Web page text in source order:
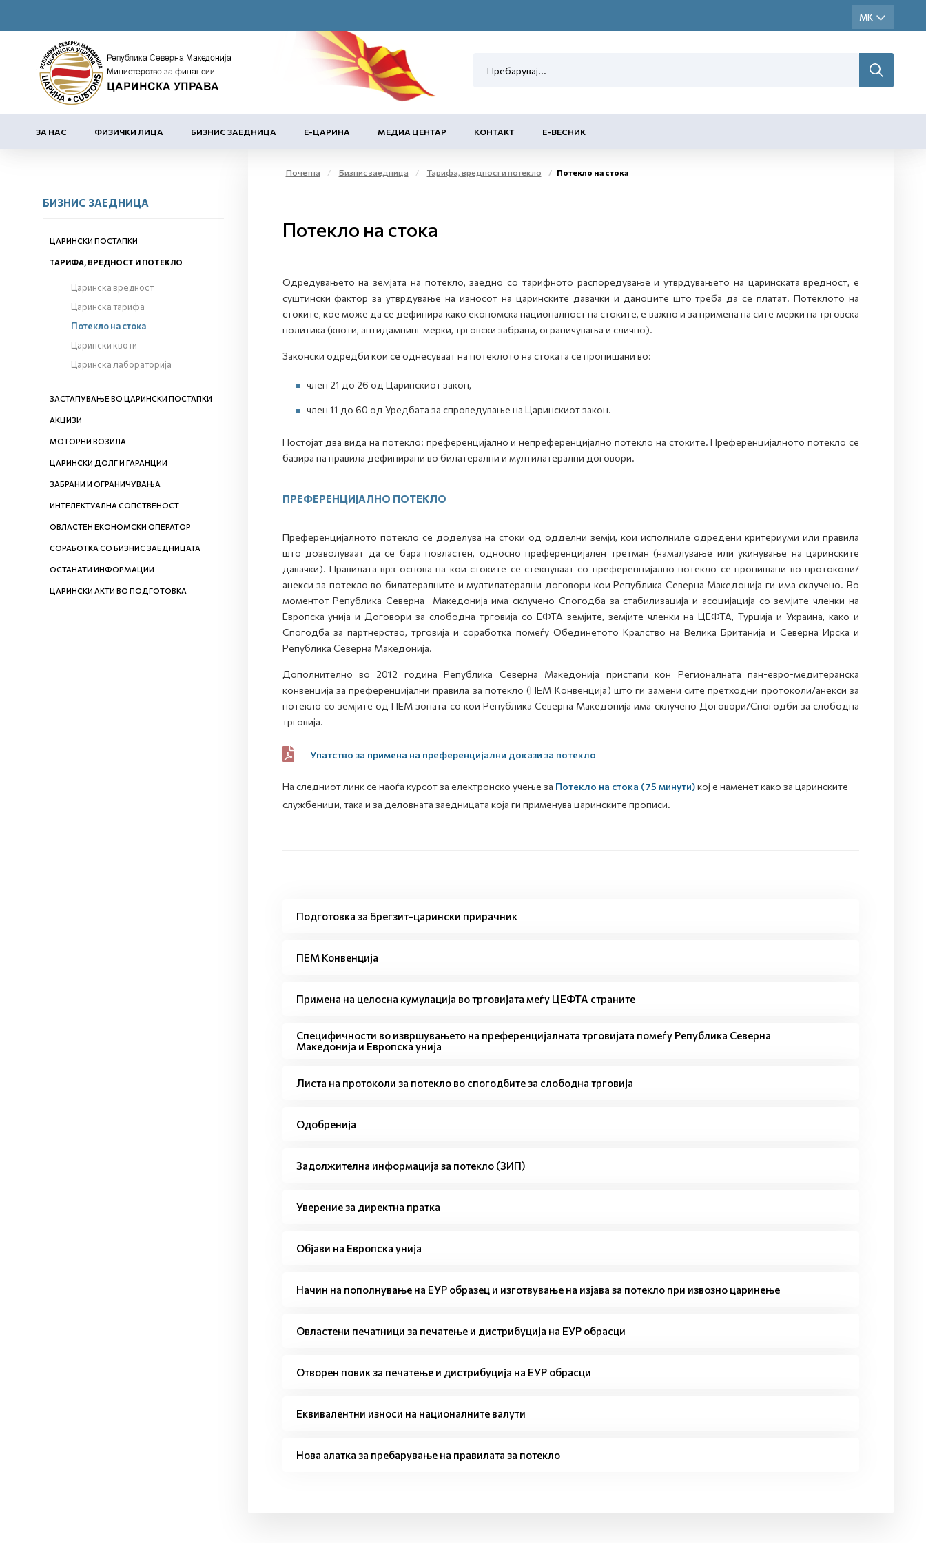
ЗА НАС ФИЗИЧКИ ЛИЦА БИЗНИС ЗАЕДНИЦА Е-ЦАРИНА МЕДИА ЦЕНТАР КОНТАКТ Е-ВЕСНИК
БИЗНИС ЗАЕДНИЦА
ЦАРИНСКИ ПОСТАПКИ
ТАРИФА, ВРЕДНОСТ И ПОТЕКЛО
Царинска вредност
Царинска тарифа
Потекло на стока
Царински квоти
Царинска лабораторија
ЗАСТАПУВАЊЕ ВО ЦАРИНСКИ ПОСТАПКИ
АКЦИЗИ
МОТОРНИ ВОЗИЛА
ЦАРИНСКИ ДОЛГ И ГАРАНЦИИ
ЗАБРАНИ И ОГРАНИЧУВАЊА
ИНТЕЛЕКТУАЛНА СОПСТВЕНОСТ
ОВЛАСТЕН ЕКОНОМСКИ ОПЕРАТОР
СОРАБОТКА СО БИЗНИС ЗАЕДНИЦАТА
ОСТАНАТИ ИНФОРМАЦИИ
ЦАРИНСКИ АКТИ ВО ПОДГОТОВКА
Почетна Бизнис заедница Тарифа, вредност и потекло Потекло на стока
Потекло на стока
Одредувањето на земјата на потекло, заедно со тарифното распоредување и утврдувањето на царинската вредност, е
суштински фактор за утврдување на износот на царинските давачки и даноците што треба да се платат. Потеклото на
стоките, кое може да се дефинира како економска националност на стоките, е важно и за примена на сите мерки на трговска
политика (квоти, антидампинг мерки, трговски забрани, ограничувања и слично).
Законски одредби кои се однесуваат на потеклото на стоката се пропишани во:
член 21 до 26 од Царинскиот закон,
член 11 до 60 од Уредбата за спроведување на Царинскиот закон.
Постојат два вида на потекло: преференцијално и непреференцијално потекло на стоките. Преференцијалното потекло се
базира на правила дефинирани во билатерални и мултилатерални договори.
ПРЕФЕРЕНЦИЈАЛНО ПОТЕКЛО
Преференцијалното потекло се доделува на стоки од одделни земји, кои исполниле одредени критериуми или правила
што дозволуваат да се бара повластен, односно преференцијален третман (намалување или укинување на царинските
давачки). Правилата врз основа на кои стоките се стекнуваат со преференцијално потекло се пропишани во протоколи/
анекси за потекло во билатералните и мултилатерални договори кои Република Северна Македонија ги има склучено. Во
моментот Република Северна Македонија има склучено Спогодба за стабилизација и асоцијација со земјите членки на
Европска унија и Договори за слободна трговија со ЕФТА земјите, земјите членки на ЦЕФТА, Турција и Украина, како и
Спогодба за партнерство, трговија и соработка помеѓу Обединетото Кралство на Велика Британија и Северна Ирска и
Република Северна Македонија.
Дополнително во 2012 година Република Северна Македонија пристапи кон Регионалната пан-евро-медитеранска
конвенција за преференцијални правила за потекло (ПЕМ Конвенција) што ги замени сите претходни протоколи/анекси за
потекло со земјите од ПЕМ зоната со кои Република Северна Македонија има склучено Договори/Спогодби за слободна
трговија.
Упатство за примена на преференцијални докази за потекло
На следниот линк се наоѓа курсот за електронско учење за Потекло на стока (75 минути)кој е наменет како за царинските
службеници, така и за деловната заедницата која ги применува царинските прописи.
Подготовка за Брегзит-царински прирачник
ПЕМ Конвенција
Примена на целосна кумулација во трговијата меѓу ЦЕФТА страните
Специфичности во извршувањето на преференцијалната трговијата помеѓу Република Северна
Македонија и Европска унија
Листа на протоколи за потекло во спогодбите за слободна трговија
Одобренија
Задолжителна информација за потекло (ЗИП)
Уверение за директна пратка
Објави на Европска унија
Начин на пополнување на ЕУР образец и изготвување на изјава за потекло при извозно царинење
Овластени печатници за печатење и дистрибуција на ЕУР обрасци
Отворен повик за печатење и дистрибуција на ЕУР обрасци
Eквивалентни износи на националните валути
Нова алатка за пребарување на правилата за потекло